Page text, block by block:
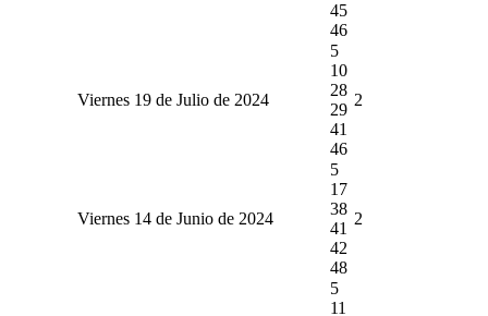
45
46
Viernes 19 de Julio de 2024
5
10
28
29
41
46
2
Viernes 14 de Junio de 2024
5
17
38
41
42
48
2
5
11